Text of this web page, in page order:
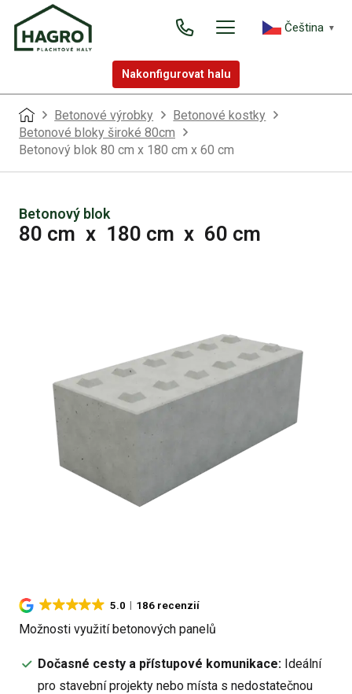
Čeština‎ ▼
Nakonfigurovat halu
Betonové výrobky
Betonové kostky
Betonové bloky široké 80cm
Betonový blok 80 cm x 180 cm x 60 cm
Betonový blok
80 cm x 180 cm x 60 cm
5.0 186 recenzií
Možnosti využití betonových panelů
Dočasné cesty a přístupové komunikace: Ideální
pro stavební projekty nebo místa s nedostatečnou